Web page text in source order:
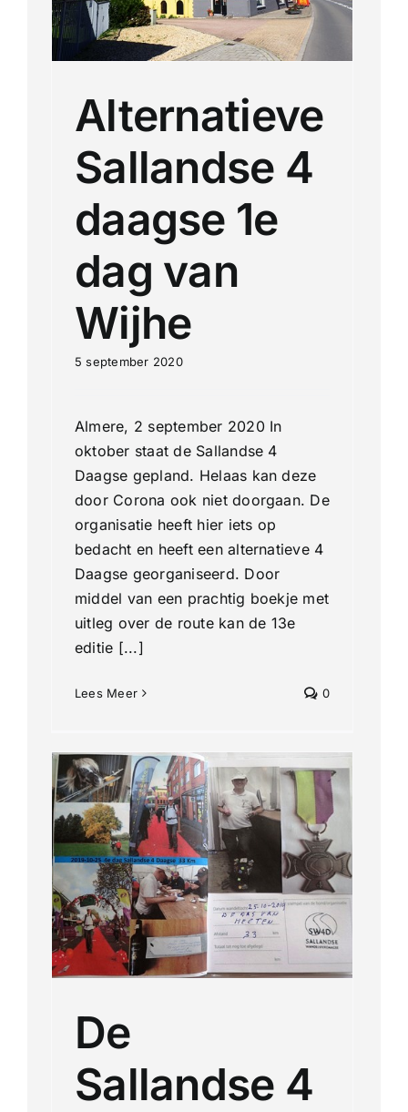
Alternatieve
Sallandse 4
daagse 1e
dag van
Wijhe
5 september 2020
Almere, 2 september 2020 In
oktober staat de Sallandse 4
Daagse gepland. Helaas kan deze
door Corona ook niet doorgaan. De
organisatie heeft hier iets op
bedacht en heeft een alternatieve 4
Daagse georganiseerd. Door
middel van een prachtig boekje met
uitleg over de route kan de 13e
editie [...]
Lees Meer 0
De
Sallandse 4